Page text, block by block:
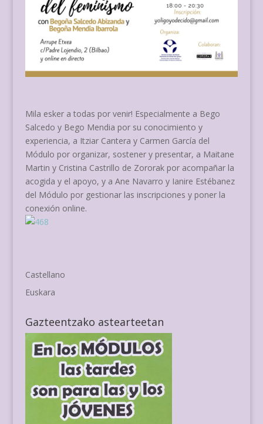
Mila esker a todas por venir! Especialmente a Bego
Salcedo y Bego Mendia por su conocimiento y
experiencia, a Itziar Cantera y Carmen García del
Módulo por organizar, sostener y presentar, a Maitane
Martin y Cristina Castrillo de Zororak por acompañar la
acogida y el apoyo, y a Ane Navarro y Ianire Estébanez
del Módulo por gestionar las inscripciones y poner la
conexión online.
Castellano
Euskara
Gazteentzako astearteetan